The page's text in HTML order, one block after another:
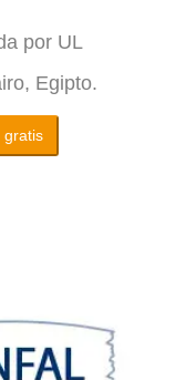
por UL
Egipto.
gratis